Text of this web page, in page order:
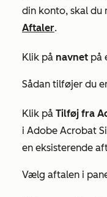
din konto, skal du
Aftaler.
Klik på navnet på
Sådan tilføjer du
Klik på Tilføj fra
i Adobe Acrobat
en eksisterende
Vælg aftalen i